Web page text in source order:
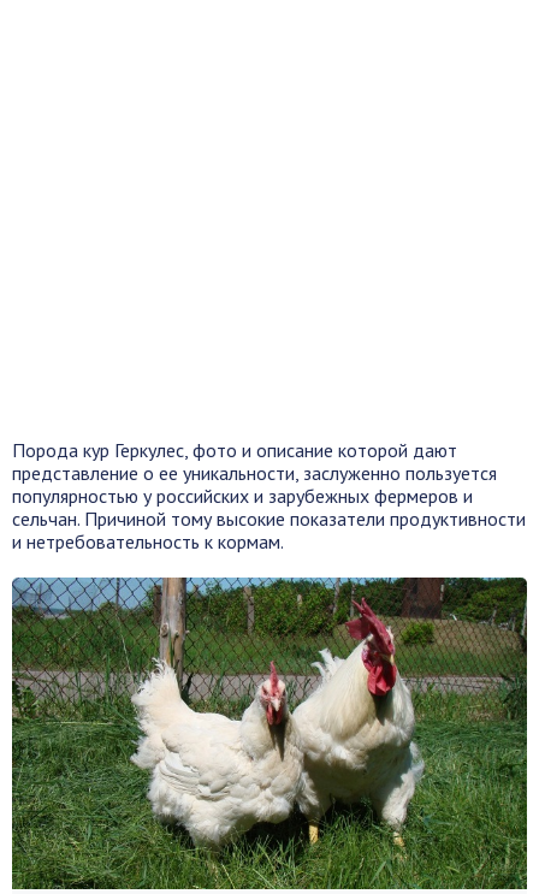
Порода кур Геркулес, фото и описание которой дают
представление о ее уникальности, заслуженно пользуется
популярностью у российских и зарубежных фермеров и
сельчан. Причиной тому высокие показатели продуктивности
и нетребовательность к кормам.